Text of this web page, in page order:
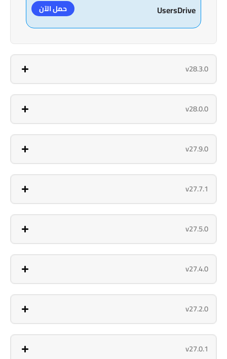
UsersDrive حمل الآن
v28.3.0
v28.0.0
v27.9.0
v27.7.1
v27.5.0
v27.4.0
v27.2.0
v27.0.1